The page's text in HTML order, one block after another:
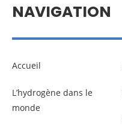
NAVIGATION
Accueil
L’hydrogène dans le
monde